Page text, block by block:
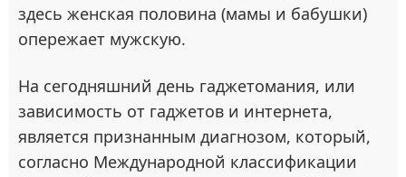
здесь женская половина (мамы и бабушки)
опережает мужскую.
На сегодняшний день гаджетомания, или
зависимость от гаджетов и интернета,
является признанным диагнозом, который,
согласно Международной классификации